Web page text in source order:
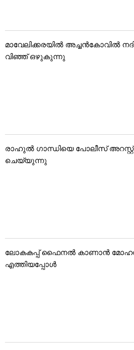
മാവേലിക്കരയിൽ അച്ചൻകോവിൽ
വിഞ്ഞ് ഒഴുകുന്നു
രാഹുൽ ഗാന്ധിയെ പോലീസ് അറസ്റ്റ്
ചെയ്യുന്നു
ലോകകപ്പ് ഫൈനൽ കാണാൻ
എത്തിയപ്പോൾ